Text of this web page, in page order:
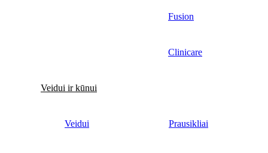
Fusion
Clinicare
Veidui ir kūnui
Veidui Prausikliai